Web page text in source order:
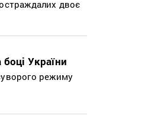
двоє
України
режиму